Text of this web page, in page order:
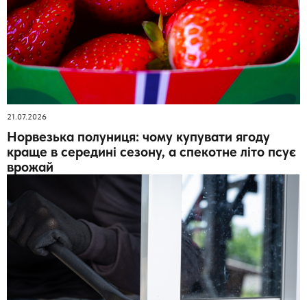
21.07.2026
Норвезька полуниця: чому купувати ягоду
краще в середині сезону, а спекотне літо псує
врожай